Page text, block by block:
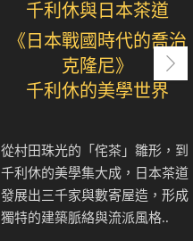
千利休與日本茶道
《日本戰國時代的喬治
克隆尼》
千利休的美學世界
從村田珠光的「侘茶」雛形，到
千利休的美學集大成，日本茶道
發展出三千家與數寄屋造，形成
獨特的建築脈絡與流派風格..